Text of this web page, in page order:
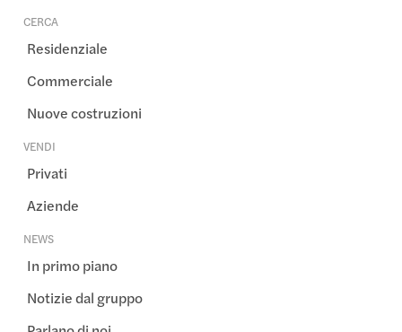
CERCA
Residenziale
Commerciale
Nuove costruzioni
VENDI
Privati
Aziende
NEWS
In primo piano
Notizie dal gruppo